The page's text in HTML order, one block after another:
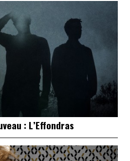
: L’Effondras